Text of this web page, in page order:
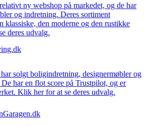
ny webshop på markedet, og de har
og indretning. Deres sortiment
klassiske, den moderne og den rustikke
deres udvalg.
solgt boligindretning, designermøbler og
har en flot score på Trustpilot, og er
Klik her for at se deres udvalg.